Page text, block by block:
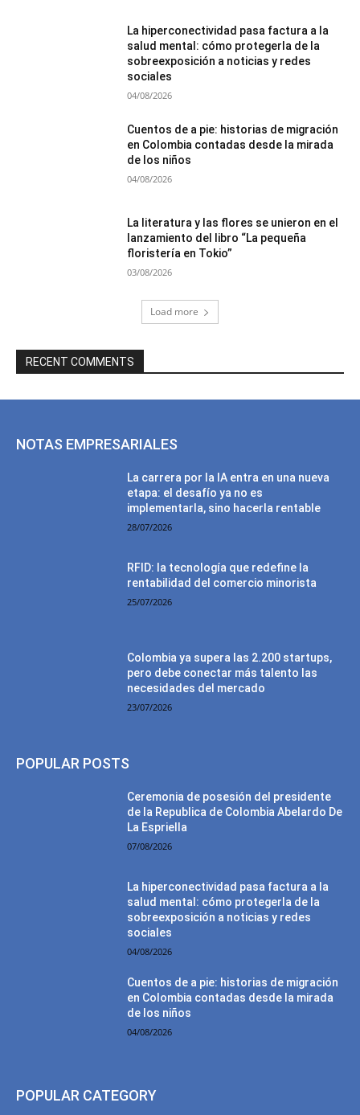
La hiperconectividad pasa factura a la
salud mental: cómo protegerla de la
sobreexposición a noticias y redes
sociales
04/08/2026
Cuentos de a pie: historias de migración
en Colombia contadas desde la mirada
de los niños
04/08/2026
La literatura y las flores se unieron en el
lanzamiento del libro “La pequeña
floristería en Tokio”
03/08/2026
Load more
RECENT COMMENTS
NOTAS EMPRESARIALES
La carrera por la IA entra en una nueva
etapa: el desafío ya no es
implementarla, sino hacerla rentable
28/07/2026
RFID: la tecnología que redefine la
rentabilidad del comercio minorista
25/07/2026
Colombia ya supera las 2.200 startups,
pero debe conectar más talento las
necesidades del mercado
23/07/2026
POPULAR POSTS
Ceremonia de posesión del presidente
de la Republica de Colombia Abelardo De
La Espriella
07/08/2026
La hiperconectividad pasa factura a la
salud mental: cómo protegerla de la
sobreexposición a noticias y redes
sociales
04/08/2026
Cuentos de a pie: historias de migración
en Colombia contadas desde la mirada
de los niños
04/08/2026
POPULAR CATEGORY